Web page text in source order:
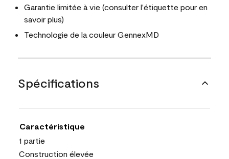
Garantie limitée à vie (consulter l'étiquette pour en
savoir plus)
Technologie de la couleur GennexMD
Spécifications
Caractéristique
1 partie
Construction élevée